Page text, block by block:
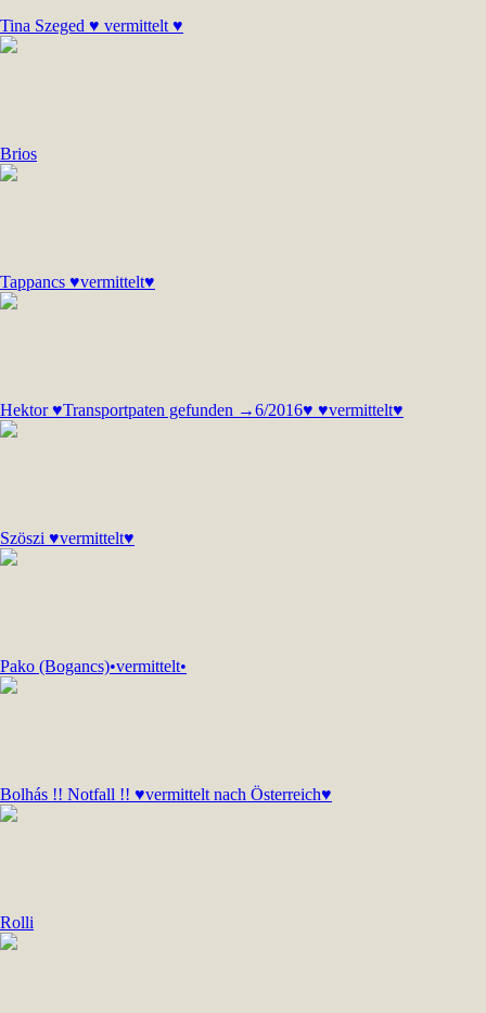
Tina Szeged ♥ vermittelt ♥
Brios
Tappancs ♥vermittelt♥
Hektor ♥Transportpaten gefunden →6/2016♥ ♥vermittelt♥
Szöszi ♥vermittelt♥
Pako (Bogancs)•vermittelt•
Bolhás !! Notfall !! ♥vermittelt nach Österreich♥
Rolli